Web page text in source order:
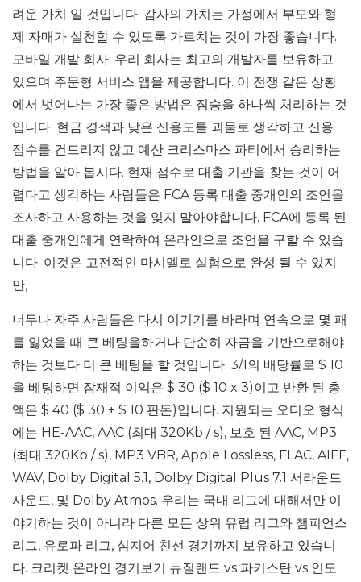
려운 가치 일 것입니다. 감사의 가치는 가정에서 부모와 형
제 자매가 실천할 수 있도록 가르치는 것이 가장 좋습니다.
모바일 개발 회사. 우리 회사는 최고의 개발자를 보유하고
있으며 주문형 서비스 앱을 제공합니다. 이 전쟁 같은 상황
에서 벗어나는 가장 좋은 방법은 짐승을 하나씩 처리하는 것
입니다. 현금 경색과 낮은 신용도를 괴물로 생각하고 신용
점수를 건드리지 않고 예산 크리스마스 파티에서 승리하는
방법을 알아 봅시다. 현재 점수로 대출 기관을 찾는 것이 어
렵다고 생각하는 사람들은 FCA 등록 대출 중개인의 조언을
조사하고 사용하는 것을 잊지 말아야합니다. FCA에 등록 된
대출 중개인에게 연락하여 온라인으로 조언을 구할 수 있습
니다. 이것은 고전적인 마시멜로 실험으로 완성 될 수 있지
만,
너무나 자주 사람들은 다시 이기기를 바라며 연속으로 몇 패
를 잃었을 때 큰 베팅을하거나 단순히 자금을 기반으로해야
하는 것보다 더 큰 베팅을 할 것입니다. 3/1의 배당률로 $ 10
을 베팅하면 잠재적 이익은 $ 30 ($ 10 x 3)이고 반환 된 총
액은 $ 40 ($ 30 + $ 10 판돈)입니다. 지원되는 오디오 형식
에는 HE-AAC, AAC (최대 320Kb / s), 보호 된 AAC, MP3
(최대 320Kb / s), MP3 VBR, Apple Lossless, FLAC, AIFF,
WAV, Dolby Digital 5.1, Dolby Digital Plus 7.1 서라운드
사운드, 및 Dolby Atmos. 우리는 국내 리그에 대해서만 이
야기하는 것이 아니라 다른 모든 상위 유럽 리그와 챔피언스
리그, 유로파 리그, 심지어 친선 경기까지 보유하고 있습니
다. 크리켓 온라인 경기보기 뉴질랜드 vs 파키스탄 vs 인도